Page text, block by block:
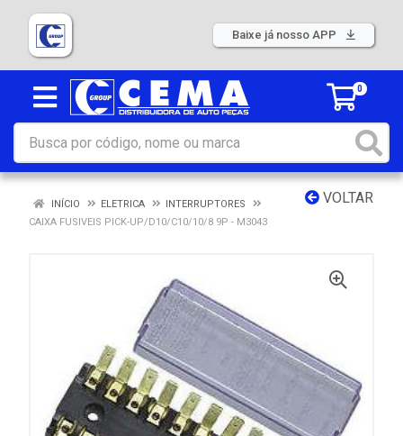
Baixe já nosso APP
0
VOLTAR
INÍCIO ELETRICA
INTERRUPTORES
CAIXA FUSIVEIS PICK-UP/D10/C10/10/8 9P - M3043